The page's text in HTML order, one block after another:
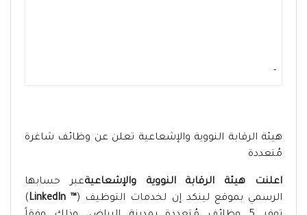
-
هيئة الرقابة النووية والإشعاعية تعلن عن وظائف شاغرة
مُتعددة
اعلنت هيئة الرقابة النووية والإشعاعيةعبر حسابها
الرسمي بموقع لينكد إن لخدمات التوظيف (™ LinkedIn
)